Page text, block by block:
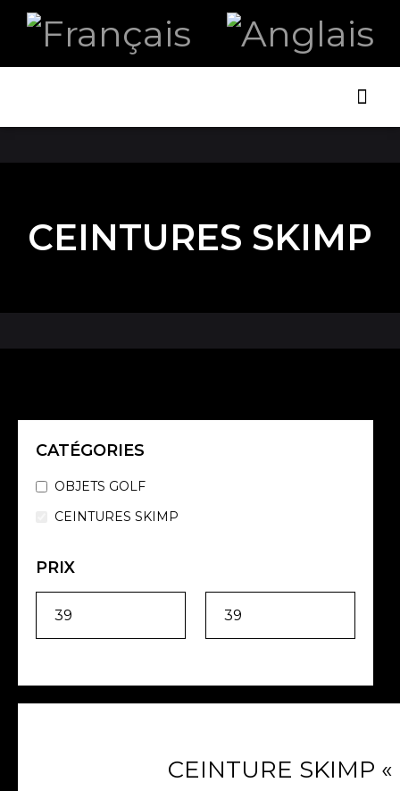
CEINTURES SKIMP
CATÉGORIES
OBJETS GOLF
CEINTURES SKIMP
PRIX
CEINTURE SKIMP